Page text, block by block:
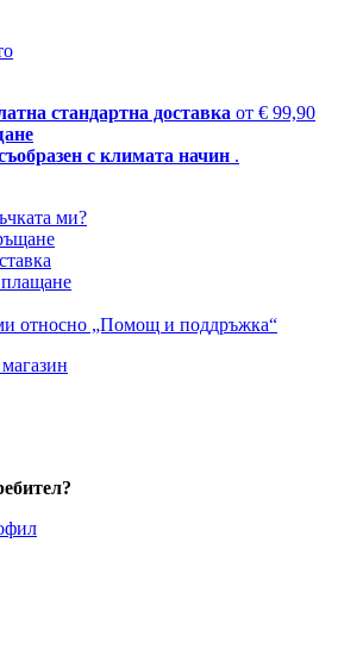
стандартна доставка от € 99,90
с климата начин .
ми?
относно „Помощ и поддръжка“